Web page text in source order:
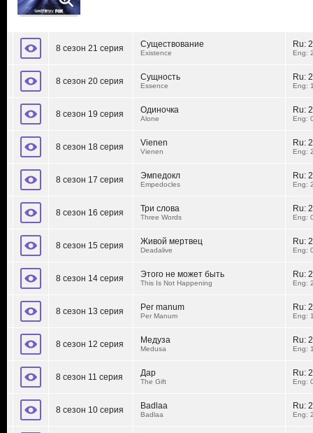
8 сезон 21 серия Существование
Existence
Ru:
Eng:
8 сезон 20 серия Сущность
Essence
Ru:
Eng:
8 сезон 19 серия Одиночка
Alone
Ru:
Eng:
8 сезон 18 серия Vienen
Vienen
Ru:
Eng:
8 сезон 17 серия Эмпедокл
Empedocles
Ru:
Eng:
8 сезон 16 серия Три слова
Three Words
Ru:
Eng:
8 сезон 15 серия Живой мертвец
Deadalive
Ru:
Eng:
8 сезон 14 серия Этого не может быть
This Is Not Happening
Ru:
Eng:
8 сезон 13 серия Per manum
Per Manum
Ru:
Eng:
8 сезон 12 серия Медуза
Medusa
Ru:
Eng:
8 сезон 11 серия Дар
The Gift
Ru:
Eng:
8 сезон 10 серия Badlaa
Badlaa
Ru:
Eng: